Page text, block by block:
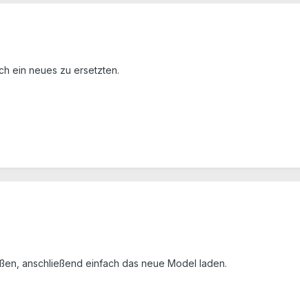
ein neues zu ersetzten.
anschließend einfach das neue Model laden.